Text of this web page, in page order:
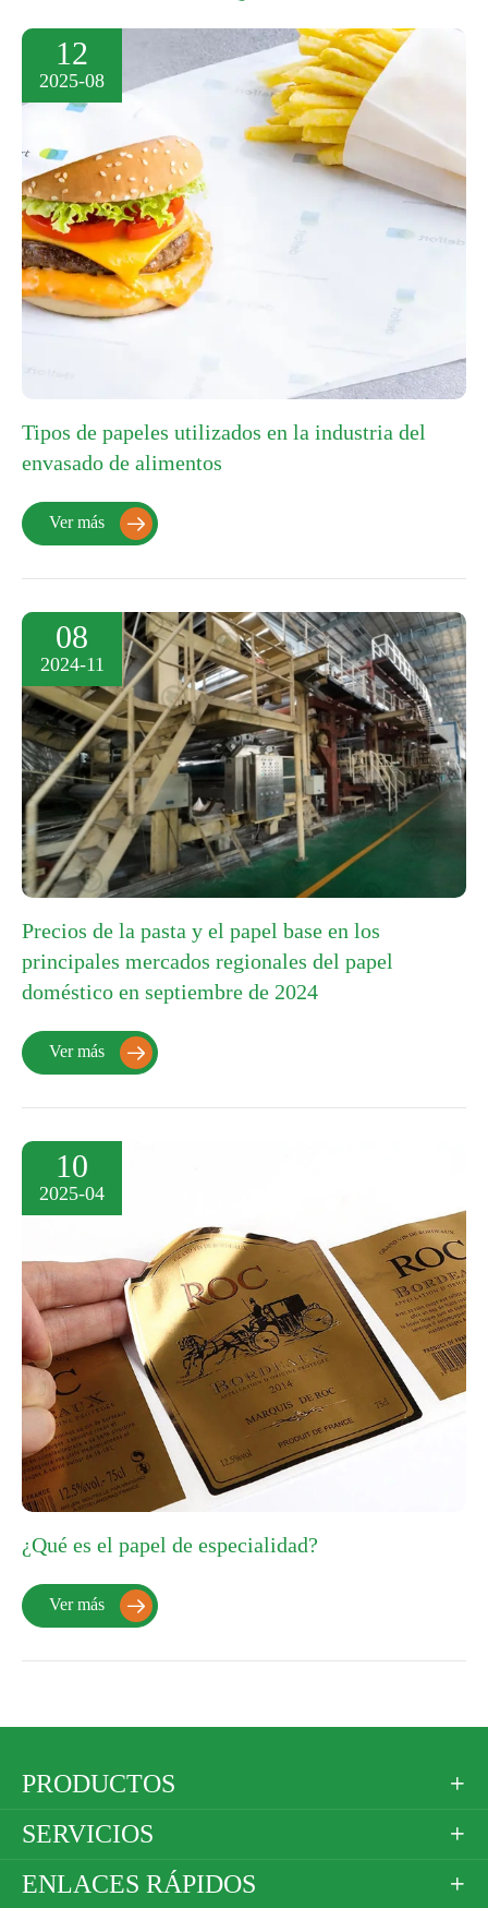
12
2025-08
Tipos de papeles utilizados en la industria del
envasado de alimentos
Ver más 
08
2024-11
Precios de la pasta y el papel base en los
principales mercados regionales del papel
doméstico en septiembre de 2024
Ver más 
10
2025-04
¿Qué es el papel de especialidad?
Ver más 
PRODUCTOS 
SERVICIOS 
ENLACES RÁPIDOS 